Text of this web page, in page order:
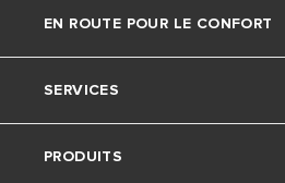
La marque Ariston
Le groupe
Nous rejoindre
EN ROUTE POUR LE CONFORT
Actu
Ariston avec nous
SERVICES
Service consommateurs
PRODUITS